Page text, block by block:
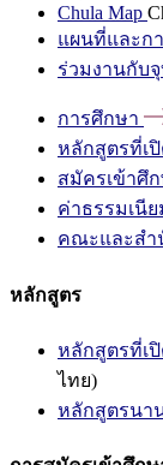
Chula Map
แผนที่และก
ร่วมงานกับ
การศึกษา
หลักสูตรที่เ
สมัครเข้าศึ
ค่าธรรมเนี
คณะและสำ
หลักสูตร
หลักสูตรที่เ
ไทย)
หลักสูตรนา